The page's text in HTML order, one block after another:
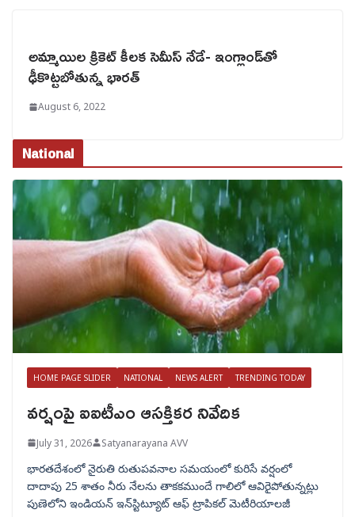
అమ్మాయిల క్రికెట్‌ కీలక సెమీస్‌ నేడే- ఇంగ్లాండ్‌తో
ఢీకొట్టబోతున్న భారత్
August 6, 2022
National
HOME PAGE SLIDER NATIONAL NEWS ALERT TRENDING TODAY
వర్షంపై ఐఐటీఎం ఆసక్తికర నివేదిక
July 31, 2026 Satyanarayana AVV
భారతదేశంలో నైరుతి రుతుపవనాల సమయంలో కురిసే వర్షంలో
దాదాపు 25 శాతం నీరు నేలను తాకకముందే గాలిలో ఆవిరైపోతున్నట్లు
పుణెలోని ఇండియన్ ఇన్‌స్టిట్యూట్ ఆఫ్ ట్రాపికల్ మెటీరియాలజీ